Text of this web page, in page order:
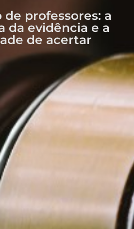
de professores: a
da evidência e a
de acertar